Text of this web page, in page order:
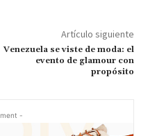
Artículo siguiente
Venezuela se viste de moda: el
evento de glamour con
propósito
-